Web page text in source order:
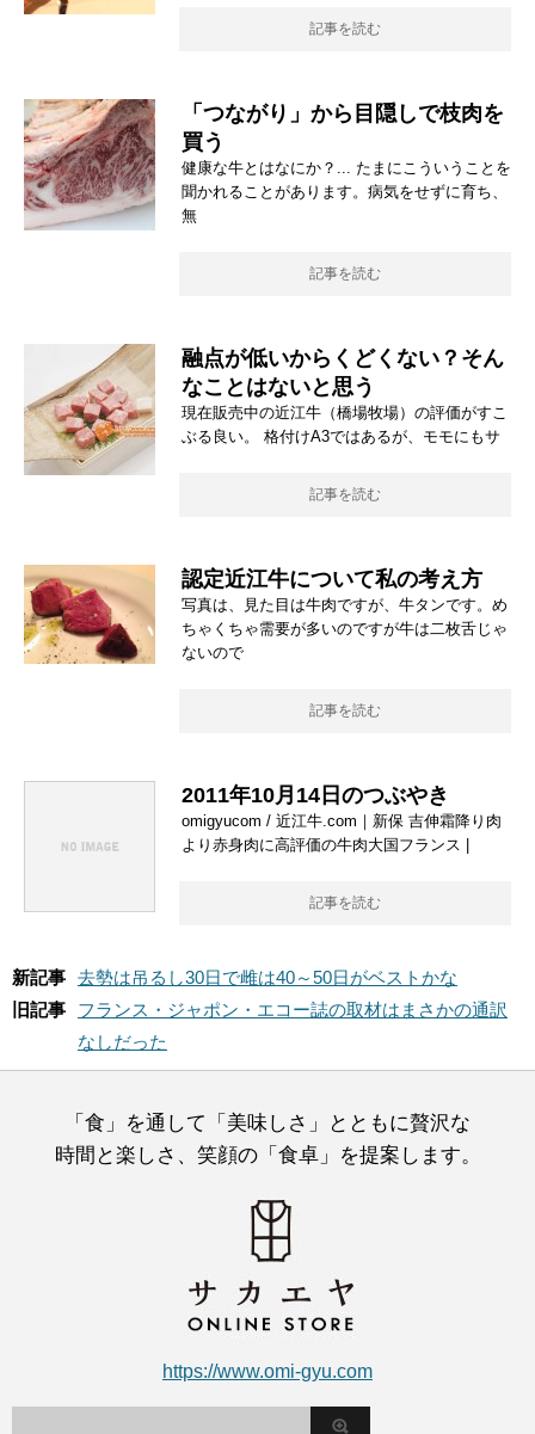
記事を読む
「つながり」から目隠しで枝肉を
買う
健康な牛とはなにか？... たまにこういうことを
聞かれることがあります。病気をせずに育ち、
無
記事を読む
融点が低いからくどくない？そん
なことはないと思う
現在販売中の近江牛（橋場牧場）の評価がすこ
ぶる良い。 格付けA3ではあるが、モモにもサ
記事を読む
認定近江牛について私の考え方
写真は、見た目は牛肉ですが、牛タンです。め
ちゃくちゃ需要が多いのですが牛は二枚舌じゃ
ないので
記事を読む
2011年10月14日のつぶやき
omigyucom / 近江牛.com｜新保 吉伸霜降り肉
より赤身肉に高評価の牛肉大国フランス |
記事を読む
新記事 去勢は吊るし30日で雌は40～50日がベストかな
旧記事
フランス・ジャポン・エコー誌の取材はまさかの通訳
なしだった
「食」を通して「美味しさ」とともに贅沢な
時間と楽しさ、笑顔の「食卓」を提案します。
https://www.omi-gyu.com